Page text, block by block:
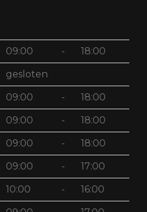
09:00 - 18:00
gesloten
09:00 - 18:00
09:00 - 18:00
09:00 - 18:00
09:00 - 17:00
10:00 - 16:00